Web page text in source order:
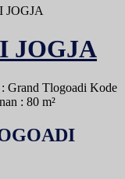
JOGJA
Grand Tlogoadi Kode
: 80 m²